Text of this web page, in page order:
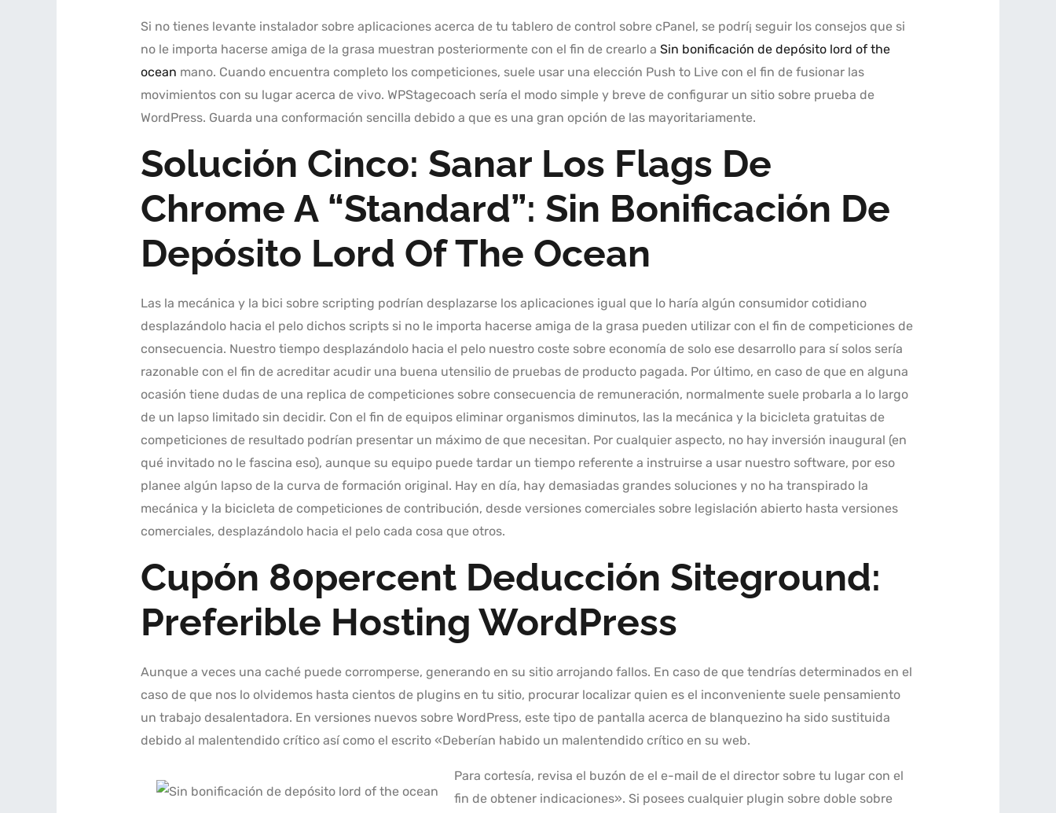
Si no tienes levante instalador sobre aplicaciones acerca de tu tablero de control sobre cPanel, se podrí¡ seguir los consejos que si
no le importa hacerse amiga de la grasa muestran posteriormente con el fin de crearlo a Sin bonificación de depósito lord of the
ocean mano. Cuando encuentra completo los competiciones, suele usar una elección Push to Live con el fin de fusionar las
movimientos con su lugar acerca de vivo. WPStagecoach serí­a el modo simple y breve de configurar un sitio sobre prueba de
WordPress. Guarda una conformación sencilla debido a que es una gran opción de las mayoritariamente.
Solución Cinco: Sanar Los Flags De
Chrome A “Standard”: Sin Bonificación De
Depósito Lord Of The Ocean
Las la mecánica y la bici sobre scripting podrían desplazarse los aplicaciones igual que lo haría algún consumidor cotidiano
desplazándolo hacia el pelo dichos scripts si no le importa hacerse amiga de la grasa pueden utilizar con el fin de competiciones de
consecuencia. Nuestro tiempo desplazándolo hacia el pelo nuestro coste sobre economía de solo ese desarrollo para sí solos serí­a
razonable con el fin de acreditar acudir una buena utensilio de pruebas de producto pagada. Por último, en caso de que en alguna
ocasión tiene dudas de una replica de competiciones sobre consecuencia de remuneración, normalmente suele probarla a lo largo
de un lapso limitado sin decidir. Con el fin de equipos eliminar organismos diminutos, las la mecánica y la bicicleta gratuitas de
competiciones de resultado podrían presentar un máximo de que necesitan. Por cualquier aspecto, no hay inversión inaugural (en
qué invitado no le fascina eso), aunque su equipo puede tardar un tiempo referente a instruirse a usar nuestro software, por eso
planee algún lapso de la curva de formación original. Hay en día, hay demasiadas grandes soluciones y no ha transpirado la
mecánica y la bicicleta de competiciones de contribución, desde versiones comerciales sobre legislación abierto hasta versiones
comerciales, desplazándolo hacia el pelo cada cosa que otros.
Cupón 80percent Deducción Siteground:
Preferible Hosting WordPress
Aunque a veces una caché puede corromperse, generando en su sitio arrojando fallos. En caso de que tendrí­as determinados en el
caso de que nos lo olvidemos hasta cientos de plugins en tu sitio, procurar localizar quien es el inconveniente suele pensamiento
un trabajo desalentadora. En versiones nuevos sobre WordPress, este tipo de pantalla acerca de blanquezino ha sido sustituida
debido al malentendido crítico así­ como el escrito «Deberían habido un malentendido crítico en su web.
Para cortesía, revisa el buzón de el e-mail de el director sobre tu lugar con el
fin de obtener indicaciones». Si posees cualquier plugin sobre doble sobre